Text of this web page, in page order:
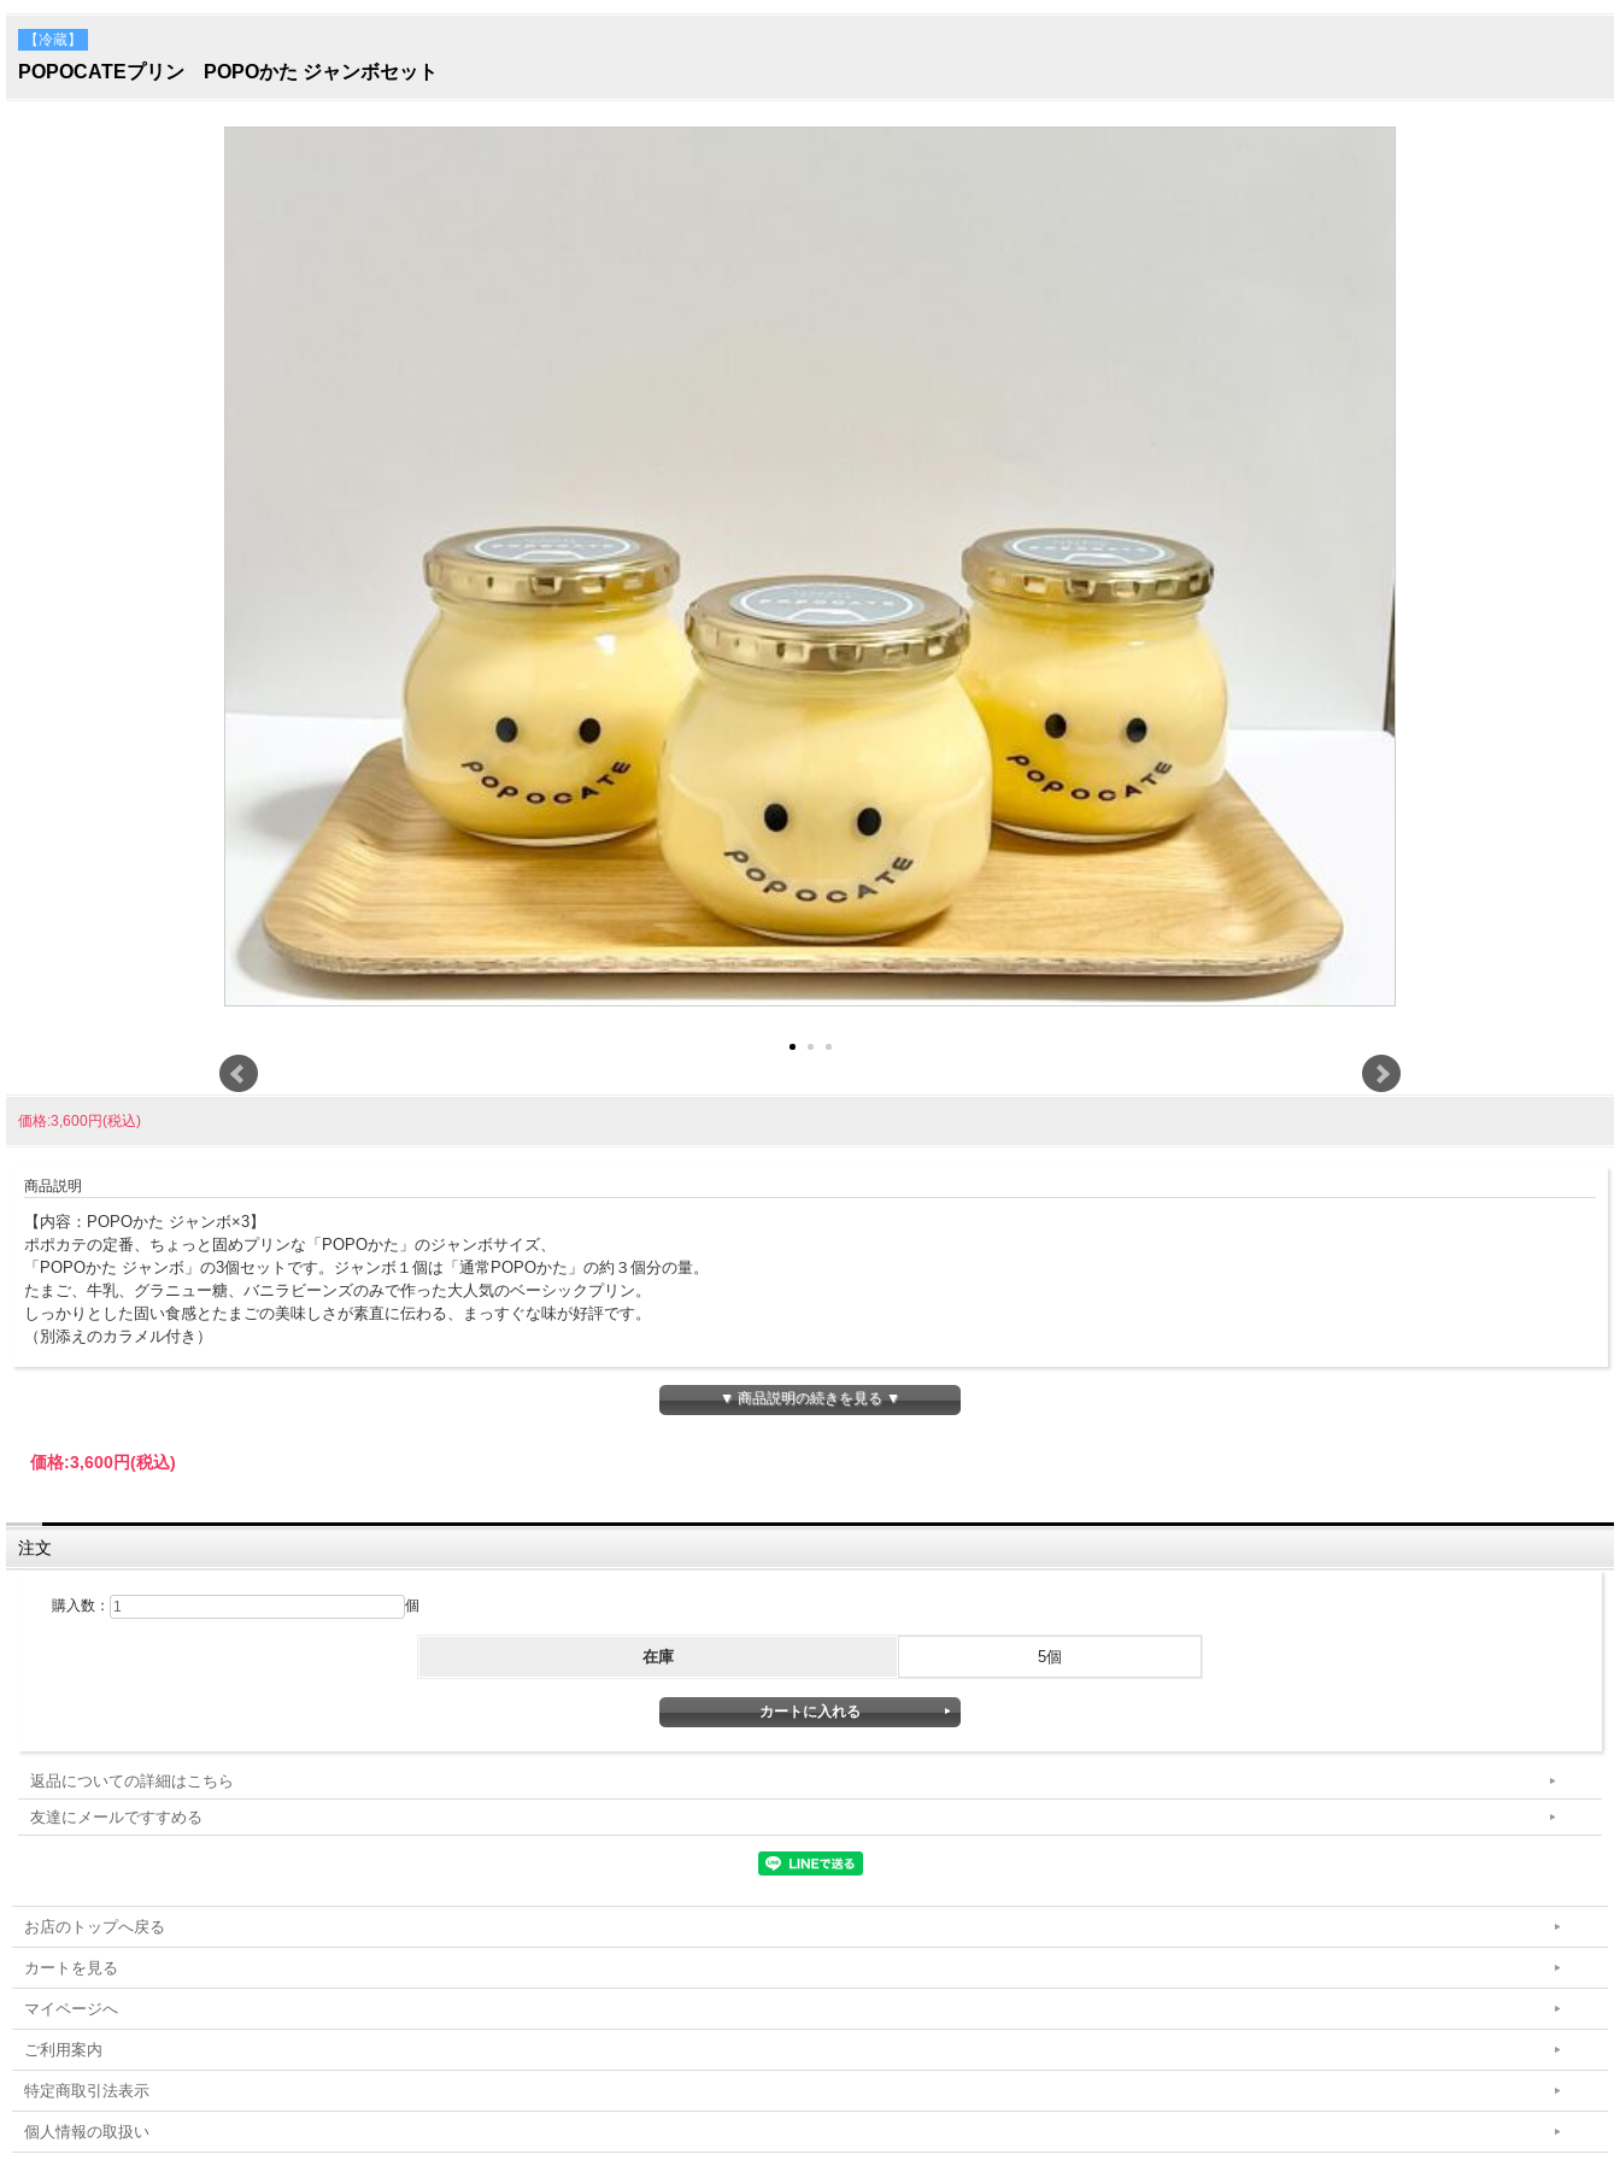
【冷蔵】
POPOCATEプリン POPOかた ジャンボセット
価格:3,600円(税込)
商品説明
【内容：POPOかた ジャンボ×3】
ポポカテの定番、ちょっと固めプリンな「POPOかた」のジャンボサイズ、
「POPOかた ジャンボ」の3個セットです。ジャンボ１個は「通常POPOかた」の約３個分の量。
たまご、牛乳、グラニュー糖、バニラビーンズのみで作った大人気のベーシックプリン。
しっかりとした固い食感とたまごの美味しさが素直に伝わる、まっすぐな味が好評です。
（別添えのカラメル付き）
▼ 商品説明の続きを見る ▼
価格:3,600円(税込)
注文
購入数： 個
在庫 5個
返品についての詳細はこちら
友達にメールですすめる
お店のトップへ戻る
カートを見る
マイページへ
ご利用案内
特定商取引法表示
個人情報の取扱い